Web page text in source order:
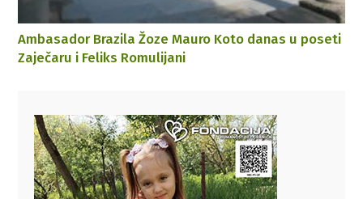
Ambasador Brazila Žoze Mauro Koto danas u poseti
Zaječaru i Feliks Romulijani